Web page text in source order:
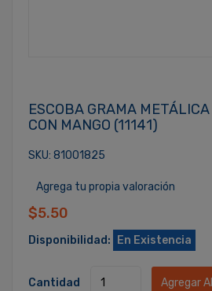
ESCOBA GRAMA
CON MANGO (11141)
SKU: 81001825
Agrega tu propia valoración
$5.50
Disponibilidad: En Existencia
Cantidad Agregar